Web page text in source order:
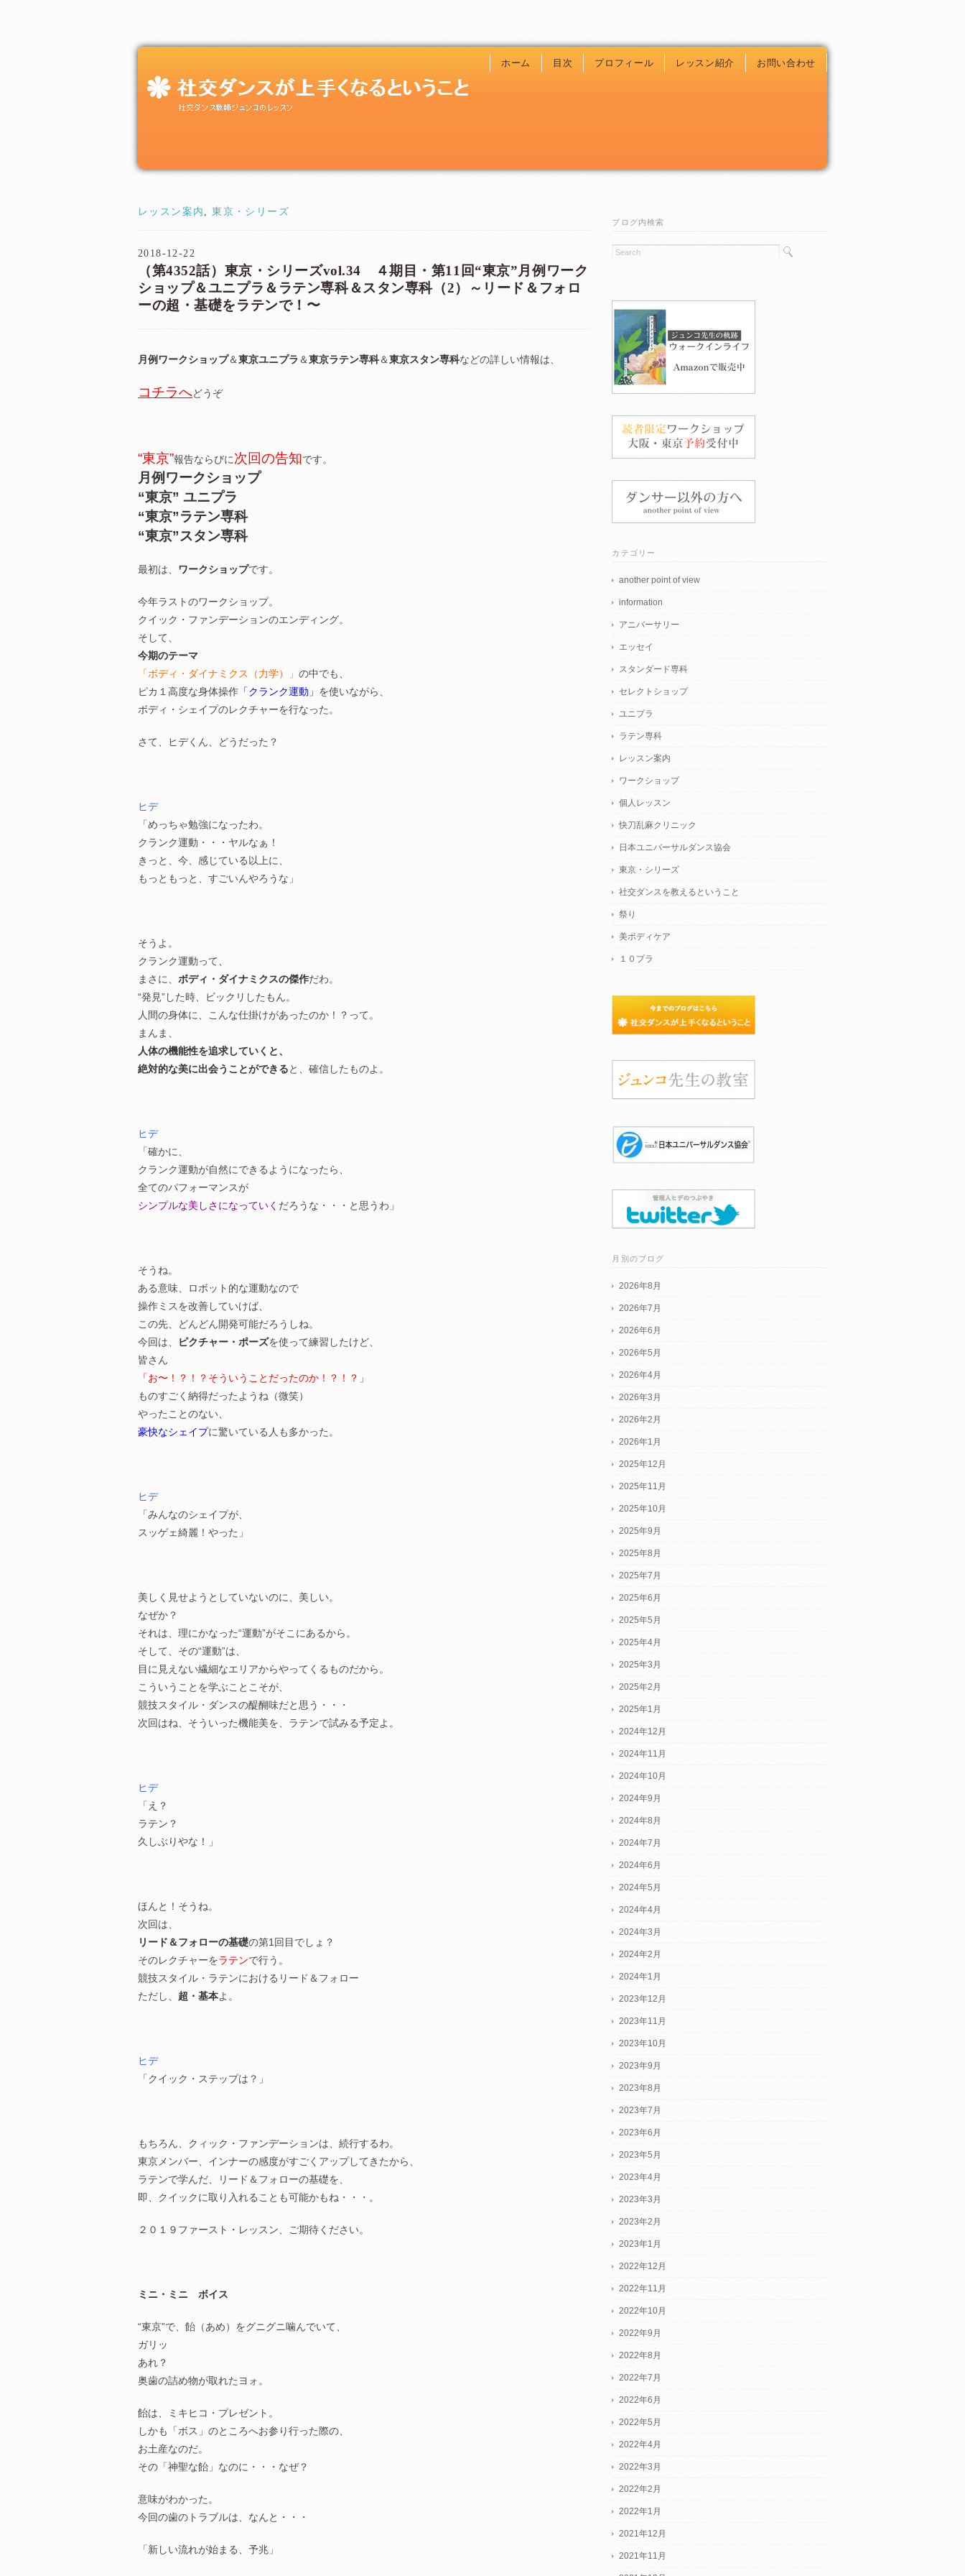
ホーム 目次 プロフィール レッスン紹介 お問い合わせ
レッスン案内 ,東京・シリーズ
2018-12-22
（第4352話）東京・シリーズvol.34 ４期目・第11回“東京”月例ワーク
ショップ＆ユニプラ＆ラテン専科＆スタン専科（2）～リード＆フォロ
ーの超・基礎をラテンで！〜
月例ワークショップ＆東京ユニプラ ＆東京ラテン専科＆東京スタン専科などの詳しい情報は、
コチラへどうぞ
“東京”報告ならびに次回の告知です。
月例ワークショップ
“東京” ユニプラ
“東京”ラテン専科
“東京”スタン専科
最初は、 ワークショップです。
今年ラストのワークショップ。
クイック・ファンデーションのエンディング。
そして、
今期のテーマ
「ボディ・ダイナミクス（力学）」 の中でも、
ピカ１高度な身体操作 「クランク運動」 を使いながら、
ボディ・シェイプのレクチャーを行なった。
さて、ヒデくん、どうだった？
ヒデ
「めっちゃ勉強になったわ。
クランク運動・・・ヤルなぁ！
きっと、今、感じている以上に、
もっともっと、すごいんやろうな」
そうよ。
クランク運動って、
まさに、 ボディ・ダイナミクスの傑作だわ。
“発見”した時、ビックリしたもん。
人間の身体に、こんな仕掛けがあったのか！？って。
まんま、
人体の機能性を追求していくと、
絶対的な美に出会うことができると、確信したものよ。
ヒデ
「確かに、
クランク運動が自然にできるようになったら、
全てのパフォーマンスが
シンプルな美しさになっていく だろうな・・・と思うわ」
そうね。
ある意味、ロボット的な運動なので
操作ミスを改善していけば、
この先、どんどん開発可能だろうしね。
今回は、
ピクチャー・ポーズを使って練習したけど、
皆さん
「お〜！？！？そういうことだったのか！？！？」
ものすごく納得だったようね（微笑）
やったことのない、
豪快なシェイプに驚いている人も多かった。
ヒデ
「みんなのシェイプが、
スッゲェ綺麗！やった」
美しく見せようとしていないのに、美しい。
なぜか？
それは、理にかなった“運動”がそこにあるから。
そして、その“運動”は、
目に見えない繊細なエリアからやってくるものだから。
こういうことを学ぶことこそが、
競技スタイル・ダンスの醍醐味だと思う・・・
次回はね、そういった機能美を、ラテンで試みる予定よ。
ヒデ
「え？
ラテン？
久しぶりやな！」
ほんと！そうね。
次回は、
リード＆フォローの基礎の第1回目でしょ？
そのレクチャーをラテンで行う。
競技スタイル・ラテンにおけるリード＆フォロー
ただし、 超・基本よ。
ヒデ
「クイック・ステップは？」
もちろん、クィック・ファンデーションは、続行するわ。
東京メンバー、インナーの感度がすごくアップしてきたから、
ラテンで学んだ、リード＆フォローの基礎を、
即、クイックに取り入れることも可能かもね・・・。
２０１９ファースト・レッスン、ご期待ください。
ミニ・ミニ ボイス
“東京”で、飴（あめ）をグニグニ噛んでいて、
ガリッ
あれ？
奥歯の詰め物が取れたヨォ。
飴は、ミキヒコ・プレゼント。
しかも「ボス」のところへお参り行った際の、
お土産なのだ。
その「神聖な飴」なのに・・・なぜ？
意味がわかった。
今回の歯のトラブルは、なんと・・・
「新しい流れが始まる、予兆」
ブログ内検索
カテゴリー
another point of view
information
アニバーサリー
エッセイ
スタンダード専科
セレクトショップ
ユニプラ
ラテン専科
レッスン案内
ワークショップ
個人レッスン
快刀乱麻クリニック
日本ユニバーサルダンス協会
東京・シリーズ
社交ダンスを教えるということ
祭り
美ボディケア
１０プラ
月別のブログ
2026年8月
2026年7月
2026年6月
2026年5月
2026年4月
2026年3月
2026年2月
2026年1月
2025年12月
2025年11月
2025年10月
2025年9月
2025年8月
2025年7月
2025年6月
2025年5月
2025年4月
2025年3月
2025年2月
2025年1月
2024年12月
2024年11月
2024年10月
2024年9月
2024年8月
2024年7月
2024年6月
2024年5月
2024年4月
2024年3月
2024年2月
2024年1月
2023年12月
2023年11月
2023年10月
2023年9月
2023年8月
2023年7月
2023年6月
2023年5月
2023年4月
2023年3月
2023年2月
2023年1月
2022年12月
2022年11月
2022年10月
2022年9月
2022年8月
2022年7月
2022年6月
2022年5月
2022年4月
2022年3月
2022年2月
2022年1月
2021年12月
2021年11月